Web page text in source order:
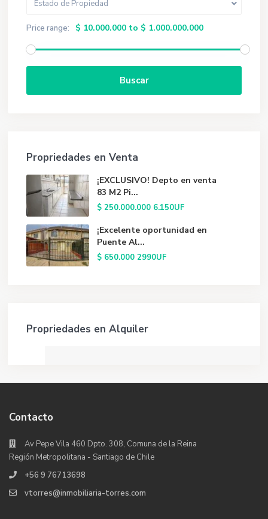
Estado de Propiedad
Price range: $ 10.000.000 to $ 1.000.000.000
Buscar
Propriedades en Venta
¡EXCLUSIVO! Depto en venta
83 M2 Pi...
$ 250.000.000 6.150UF
¡Excelente oportunidad en
Puente Al...
$ 650.0002990UF
Propriedades en Alquiler
Contacto
Av Pepe Vila 460 Dpto. 308, Comuna de la Reina
Región Metropolitana - Santiago de Chile
+56 9 76713698
vtorres@inmobiliaria-torres.com